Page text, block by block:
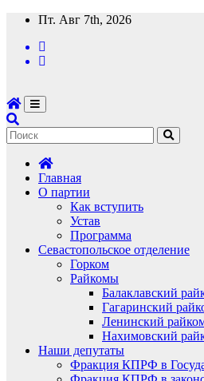
Перейти
содержимому
Пт. Авг 7th, 2026
Главная
О партии
Как вступить
Устав
Программа
Севастопольское отделение
Горком
Райкомы
Балаклавский
Гагаринский
Ленинский
Нахимовский
Наши депутаты
Фракция КПРФ в